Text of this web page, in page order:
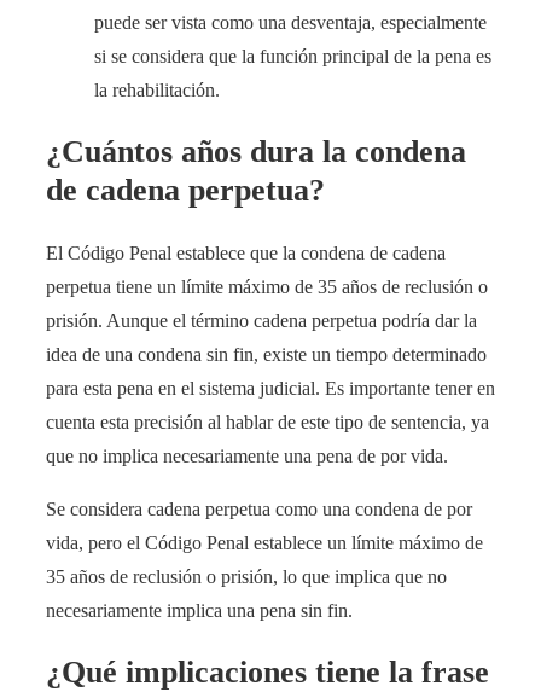
puede ser vista como una desventaja, especialmente
si se considera que la función principal de la pena es
la rehabilitación.
¿Cuántos años dura la condena
de cadena perpetua?
El Código Penal establece que la condena de cadena
perpetua tiene un límite máximo de 35 años de reclusión o
prisión. Aunque el término cadena perpetua podría dar la
idea de una condena sin fin, existe un tiempo determinado
para esta pena en el sistema judicial. Es importante tener en
cuenta esta precisión al hablar de este tipo de sentencia, ya
que no implica necesariamente una pena de por vida.
Se considera cadena perpetua como una condena de por
vida, pero el Código Penal establece un límite máximo de
35 años de reclusión o prisión, lo que implica que no
necesariamente implica una pena sin fin.
¿Qué implicaciones tiene la frase